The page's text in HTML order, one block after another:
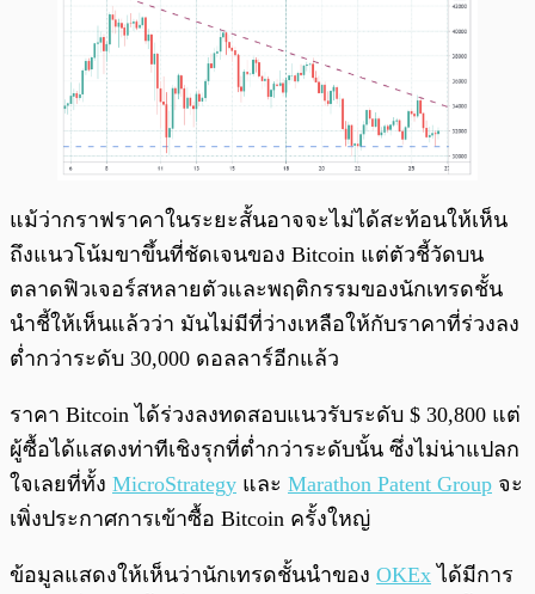
แม้ว่ากราฟราคาในระยะสั้นอาจจะไม่ได้สะท้อนให้เห็น
ถึงแนวโน้มขาขึ้นที่ชัดเจนของ Bitcoin แต่ตัวชี้วัดบน
ตลาดฟิวเจอร์สหลายตัวและพฤติกรรมของนักเทรดชั้น
นำชี้ให้เห็นแล้วว่า มันไม่มีที่ว่างเหลือให้กับราคาที่ร่วงลง
ต่ำกว่าระดับ 30,000 ดอลลาร์อีกแล้ว
ราคา Bitcoin ได้ร่วงลงทดสอบแนวรับระดับ $ 30,800 แต่
ผู้ซื้อได้แสดงท่าทีเชิงรุกที่ต่ำกว่าระดับนั้น ซึ่งไม่น่าแปลก
ใจเลยที่ทั้ง MicroStrategy และ Marathon Patent Group จะ
เพิ่งประกาศการเข้าซื้อ Bitcoin ครั้งใหญ่
ข้อมูลแสดงให้เห็นว่านักเทรดชั้นนำของ OKEx ได้มีการ